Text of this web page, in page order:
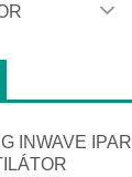
INWAVE IPARI